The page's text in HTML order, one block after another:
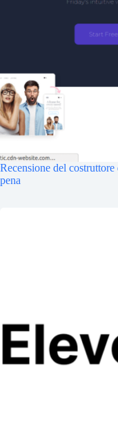
Recensione del
pena